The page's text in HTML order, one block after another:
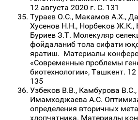
12 августа 2020 г. С. 131
Тураев О.С., Макамов А.Х.,
Хусенов Н.Н., Норбеков
Буриев З.Т. Молекуляр
фойдаланиб тола сифати
яратиш. Материалы
«Современные проблемы
биотехнологии», Ташкент. 12
135
Узбеков В.В., Камбурова
Имамходжаева А.С.
определения вторичных
хлопчатника. Материалы